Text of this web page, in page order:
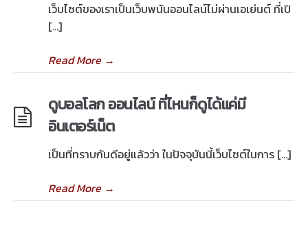
เว็บไซต์ของเราเป็นเว็บพนันออนไลน์ไม่ผ่านเอเย่นต์ ที่เปิ
[…]
Read More→
ดูบอลโลก ออนไลน์ ที่ไหนก็ดูได้แค่มี
อินเตอร์เน็ต
เป็นที่ทราบกันดีอยู่แล้วว่า ในปัจจุบันนี้เว็บไซต์ในการ […]
Read More→